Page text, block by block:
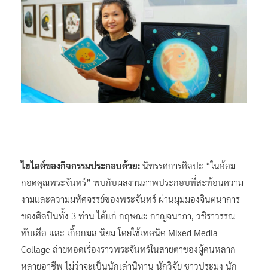
ไฮไลต์ของกิจกรรมประกอบด้วย: นิทรรศการศิลปะ “ในอ้อม
กอดคุณพระจันทร์” พบกับผลงานภาพประกอบที่สะท้อนความ
งามและความมหัศจรรย์ของพระจันทร์ ผ่านมุมมองจินตนาการ
ของศิลปินทั้ง 3 ท่าน ได้แก่ กฤษณะ กาญจนาภา, วชิราวรรณ
ทับเสือ และ เกื้อกมล นิยม โดยใช้เทคนิค Mixed Media
Collage ถ่ายทอดเรื่องราวพระจันทร์ในสายตาของผู้คนหลาก
หลายอาชีพ ไม่ว่าจะเป็นนักเล่านิทาน นักวิจัย ชาวประมง นัก